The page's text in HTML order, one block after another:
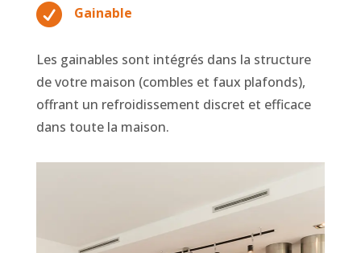
 Gainable
Les gainables sont intégrés dans la structure
de votre maison (combles et faux plafonds),
offrant un refroidissement discret et efficace
dans toute la maison.